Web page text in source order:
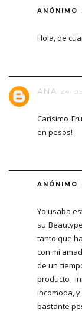
ANÓNIMO
Hola, de
ANA 24
Carìsimo
en pesos!
ANÓNIMO
Yo usaba
su
tanto que
con mi
de un
producto
incomoda,
bastante